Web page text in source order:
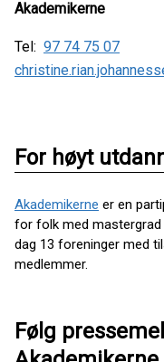
Akademikerne
Tel: 97 74 75 07
For høyt
Akademikerne er en
for folk med mastergrad
dag 13 foreninger med
medlemmer.
Følg